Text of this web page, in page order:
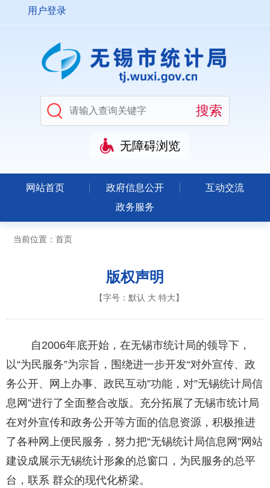
用户登录
无障碍浏览
网站首页 政府信息公开
互动交流
政务服务
当前位置： 首页
版权声明
【字号： 默认 大 特大 】
自2006年底开始，在无锡市统计局的领导下，
以“为民服务”为宗旨，围绕进一步开发“对外宣传、政
务公开、网上办事、政民互动”功能，对”无锡统计局信
息网”进行了全面整合改版。充分拓展了无锡市统计局
在对外宣传和政务公开等方面的信息资源，积极推进
了各种网上便民服务，努力把“无锡统计局信息网”网站
建设成展示无锡统计形象的总窗口，为民服务的总平
台，联系 群众的现代化桥梁。